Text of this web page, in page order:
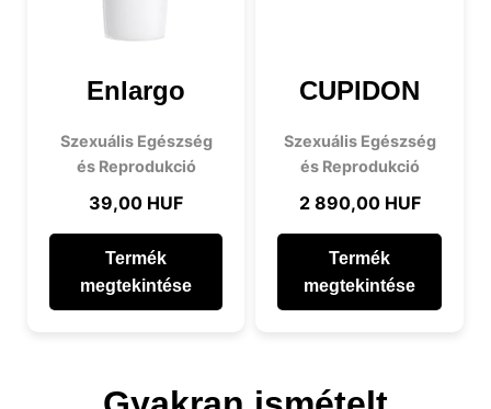
Enlargo
Szexuális Egészség
és Reprodukció
39,00 HUF
Termék
megtekintése
CUPIDON
Szexuális Egészség
és Reprodukció
2 890,00 HUF
Termék
megtekintése